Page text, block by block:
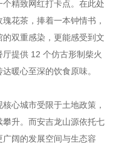
精致网红打卡点。在此处
花茶，捧着一本钟情书，
双重感染，更能感受到文
提供 12 个仿古形制柴火
暖心至深的饮食原味。
心城市受限于土地政策，
攀升。而安吉龙山源依托七
阔的发展空间与生态容